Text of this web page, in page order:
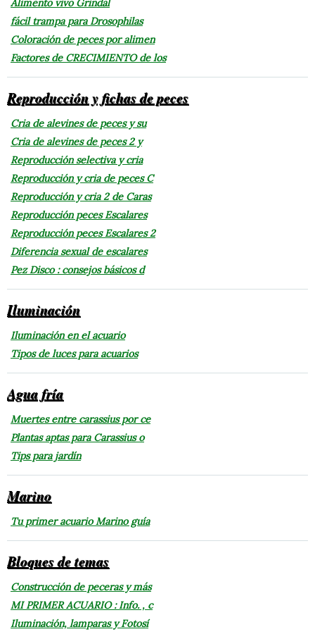
Alimento vivo Grindal
fácil trampa para Drosophilas
Coloración de peces por alimen
Factores de CRECIMIENTO de los
Reproducción y fichas de peces
Cria de alevines de peces y su
Cria de alevines de peces 2 y
Reproducción selectiva y cria
Reproducción y cria de peces C
Reproducción y cria 2 de Caras
Reproducción peces Escalares
Reproducción peces Escalares 2
Diferencia sexual de escalares
Pez Disco : consejos básicos d
Iluminación
Iluminación en el acuario
Tipos de luces para acuarios
Agua fría
Muertes entre carassius por ce
Plantas aptas para Carassius o
Tips para jardín
Marino
Tu primer acuario Marino guía
Bloques de temas
Construcción de peceras y más
MI PRIMER ACUARIO : Info. , c
Iluminación, lamparas y Fotosí